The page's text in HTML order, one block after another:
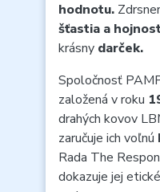
hodnotu.
šťastia a
krásny darček.
Spoločnosť
založená v roku
drahých kovov
zaručuje ich voľnú
Rada The
dokazuje jej